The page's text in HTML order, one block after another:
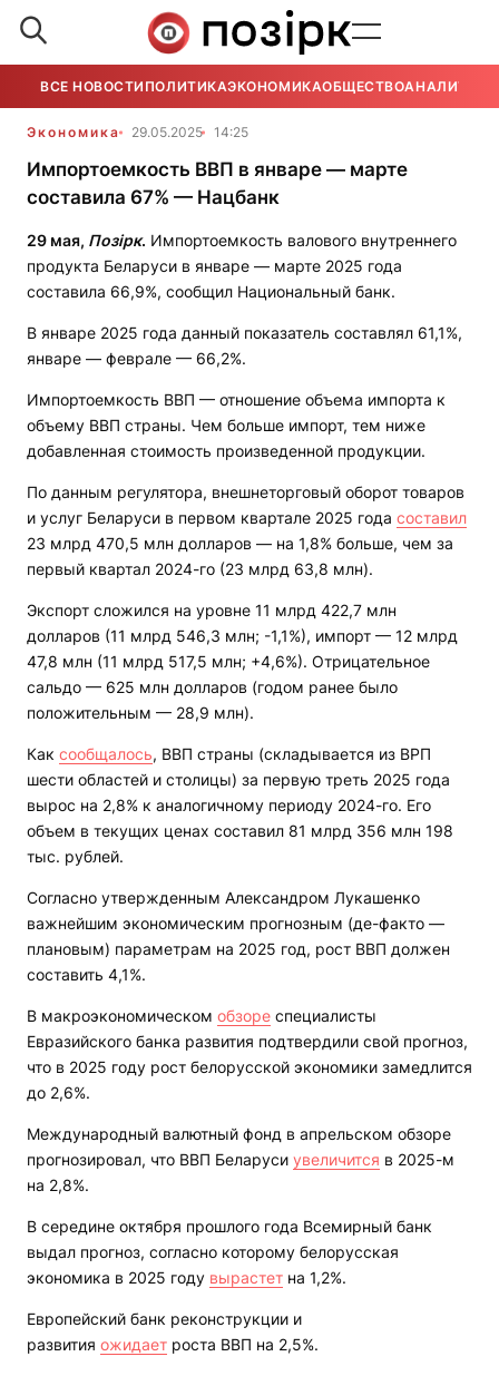
ВСЕ НОВОСТИ ПОЛИТИКАЭКОНОМИКАОБЩЕСТВОАНАЛИТИКА
Экономика 29.05.2025 14:25
Импортоемкость ВВП в январе — марте
составила 67% — Нацбанк
29 мая, Позірк. Импортоемкость валового внутреннего
продукта Беларуси в январе — марте 2025 года
составила 66,9%, сообщил Национальный банк.
В январе 2025 года данный показатель составлял 61,1%,
январе — феврале — 66,2%.
Импортоемкость ВВП — отношение объема импорта к
объему ВВП страны. Чем больше импорт, тем ниже
добавленная стоимость произведенной продукции.
По данным регулятора, внешнеторговый оборот товаров
и услуг Беларуси в первом квартале 2025 года составил
23 млрд 470,5 млн долларов — на 1,8% больше, чем за
первый квартал 2024-го (23 млрд 63,8 млн).
Экспорт сложился на уровне 11 млрд 422,7 млн
долларов (11 млрд 546,3 млн; -1,1%), импорт — 12 млрд
47,8 млн (11 млрд 517,5 млн; +4,6%). Отрицательное
сальдо — 625 млн долларов (годом ранее было
положительным — 28,9 млн).
Как сообщалось, ВВП страны (складывается из ВРП
шести областей и столицы) за первую треть 2025 года
вырос на 2,8% к аналогичному периоду 2024-го. Его
объем в текущих ценах составил 81 млрд 356 млн 198
тыс. рублей.
Согласно утвержденным Александром Лукашенко
важнейшим экономическим прогнозным (де-факто —
плановым) параметрам на 2025 год, рост ВВП должен
составить 4,1%.
В макроэкономическом обзоре специалисты
Евразийского банка развития подтвердили свой прогноз,
что в 2025 году рост белорусской экономики замедлится
до 2,6%.
Международный валютный фонд в апрельском обзоре
прогнозировал, что ВВП Беларуси увеличится в 2025-м
на 2,8%.
В середине октября прошлого года Всемирный банк
выдал прогноз, согласно которому белорусская
экономика в 2025 году вырастет на 1,2%.
Европейский банк реконструкции и
развития ожидает роста ВВП на 2,5%.